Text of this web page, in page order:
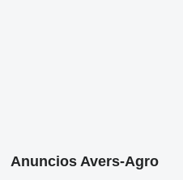
Anuncios Avers-Agro